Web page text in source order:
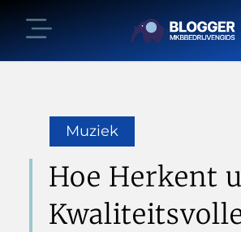
Muziek
Hoe Herkent